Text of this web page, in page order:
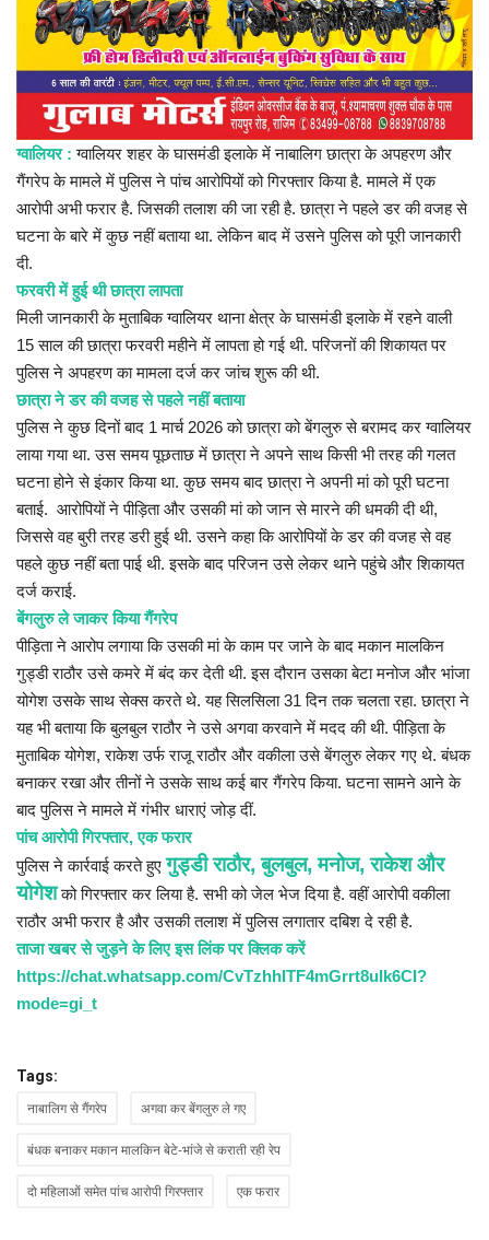
Language
English hindi
ग्वालियर : ग्वालियर शहर के घासमंडी इलाके में नाबालिग छात्रा के अपहरण और
गैंगरेप के मामले में पुलिस ने पांच आरोपियों को गिरफ्तार किया है. मामले में एक
आरोपी अभी फरार है. जिसकी तलाश की जा रही है. छात्रा ने पहले डर की वजह से
घटना के बारे में कुछ नहीं बताया था. लेकिन बाद में उसने पुलिस को पूरी जानकारी
दी.
फरवरी में हुई थी छात्रा लापता
मिली जानकारी के मुताबिक ग्वालियर थाना क्षेत्र के घासमंडी इलाके में रहने वाली
15 साल की छात्रा फरवरी महीने में लापता हो गई थी. परिजनों की शिकायत पर
पुलिस ने अपहरण का मामला दर्ज कर जांच शुरू की थी.
छात्रा ने डर की वजह से पहले नहीं बताया
पुलिस ने कुछ दिनों बाद 1 मार्च 2026 को छात्रा को बेंगलुरु से बरामद कर ग्वालियर
लाया गया था. उस समय पूछताछ में छात्रा ने अपने साथ किसी भी तरह की गलत
घटना होने से इंकार किया था. कुछ समय बाद छात्रा ने अपनी मां को पूरी घटना
बताई. आरोपियों ने पीड़िता और उसकी मां को जान से मारने की धमकी दी थी,
जिससे वह बुरी तरह डरी हुई थी. उसने कहा कि आरोपियों के डर की वजह से वह
पहले कुछ नहीं बता पाई थी. इसके बाद परिजन उसे लेकर थाने पहुंचे और शिकायत
दर्ज कराई.
बेंगलुरु ले जाकर किया गैंगरेप
पीड़िता ने आरोप लगाया कि उसकी मां के काम पर जाने के बाद मकान मालकिन
गुड्डी राठौर उसे कमरे में बंद कर देती थी. इस दौरान उसका बेटा मनोज और भांजा
योगेश उसके साथ सेक्स करते थे. यह सिलसिला 31 दिन तक चलता रहा. छात्रा ने
यह भी बताया कि बुलबुल राठौर ने उसे अगवा करवाने में मदद की थी. पीड़िता के
मुताबिक योगेश, राकेश उर्फ राजू राठौर और वकीला उसे बेंगलुरु लेकर गए थे. बंधक
बनाकर रखा और तीनों ने उसके साथ कई बार गैंगरेप किया. घटना सामने आने के
बाद पुलिस ने मामले में गंभीर धाराएं जोड़ दीं.
पांच आरोपी गिरफ्तार, एक फरार
पुलिस ने कार्रवाई करते हुएगुड्डी राठौर, बुलबुल, मनोज, राकेश और
योगेशको गिरफ्तार कर लिया है. सभी को जेल भेज दिया है. वहीं आरोपी वकीला
राठौर अभी फरार है और उसकी तलाश में पुलिस लगातार दबिश दे रही है.
ताजा खबर से जुड़ने के लिए इस लिंक पर क्लिक करें
https://chat.whatsapp.com/CvTzhhITF4mGrrt8ulk6CI?
mode=gi_t
Tags:
नाबालिग से गैंगरेप अगवा कर बेंगलुरु ले गए
बंधक बनाकर मकान मालकिन बेटे-भांजे से कराती रही रेप
दो महिलाओं समेत पांच आरोपी गिरफ्तार एक फरार